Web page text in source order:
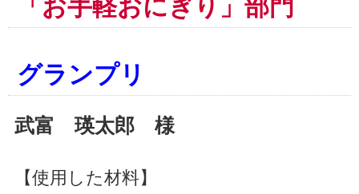
「お手軽おにぎり」部門
グランプリ
武富 瑛太郎 様
【使用した材料】